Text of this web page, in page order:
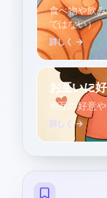
食べ物や飲
ではない）
詳しく →
お互いに
相互の好意
詳しく →